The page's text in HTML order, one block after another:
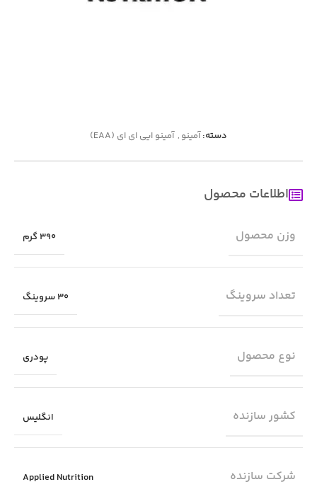
دسته: آمینو , آمینو ایی ای ای (EAA)
اطلاعات محصول
وزن محصول 390 گرم
تعداد سروینگ 30 سروینگ
نوع محصول پودری
کشور سازنده انگلیس
شرکت سازنده Applied Nutrition